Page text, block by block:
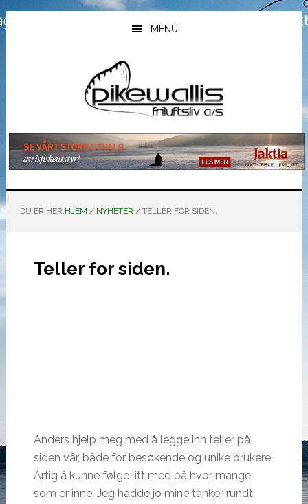
Hopp
til
Hopp
til
Hopp
til
MENU
DU ER HER:HJEM / NYHETER /TELLER FOR SIDEN.
Teller for siden.
Anders hjelp meg med å legge inn teller på
siden vår, både for besøkende og unike brukere.
Artig å kunne følge litt med på hvor mange
som er inne. Jeg hadde jo mine tanker rundt